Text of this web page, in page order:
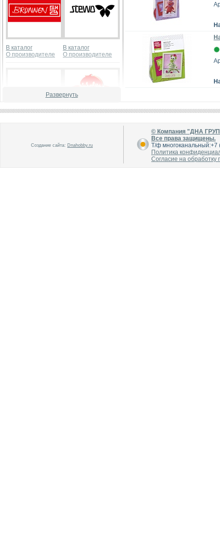
В каталог
О производителе
В каталог
О производителе
Развернуть
Создание сайта: Dnahobby.ru
© Компания "ДНА
Все права защищены.
Т/ф
Политика
Согласие на